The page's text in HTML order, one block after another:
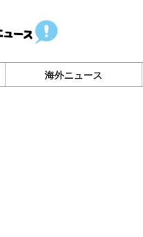
海外ニュース